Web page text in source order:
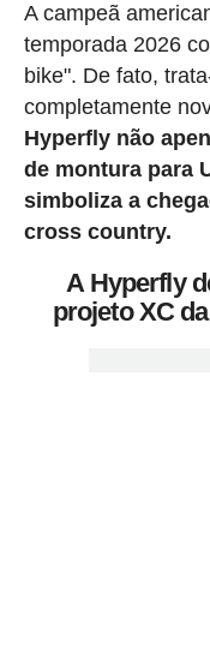
A campeã
temporada 2026
bike". De fato,
completamente
Hyperfly não
de montura para
simboliza a
cross country.
A Hyperfly
projeto XC